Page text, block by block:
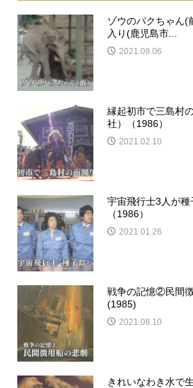
ゾウのパクちゃん(
入り(鹿児島市...
2021.09.06
縁起初市で三島村
社）（1986）
2021.02.10
宇宙飛行士3人が
（1986）
2021.01.26
戦争の記憶②民間
(1985)
2021.08.10
きれいなわき水で